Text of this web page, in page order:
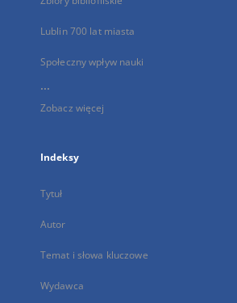
Lublin 700 lat miasta
Społeczny wpływ nauki
...
Zobacz więcej
Indeksy
Tytuł
Autor
Temat i słowa kluczowe
Wydawca